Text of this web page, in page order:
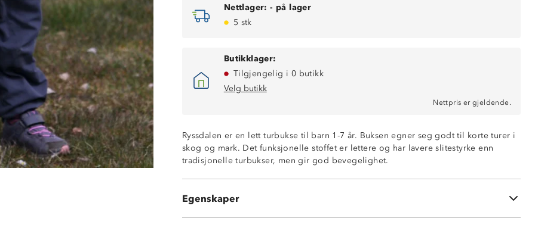
Nettlager: - på lager
5 stk
Butikklager:
Tilgjengelig i 0 butikk
Velg butikk
Nettpris er gjeldende.
Ryssdalen er en lett turbukse til barn 1-7 år. Buksen egner seg godt til korte turer i
skog og mark. Det funksjonelle stoffet er lettere og har lavere slitestyrke enn
tradisjonelle turbukser, men gir god bevegelighet.
Egenskaper
To stikklommer uten glidelås.
En lårlomme med glidelås
En glidelåslomme på låret
100 % resirkulert polyester